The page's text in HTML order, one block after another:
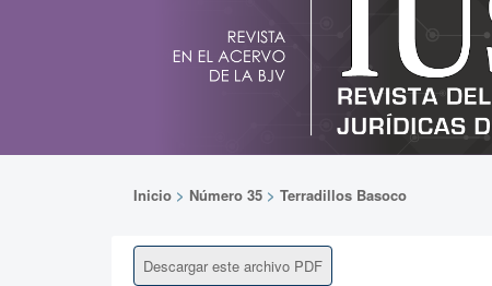
Inicio > Número 35 > Terradillos Basoco
Descargar este archivo PDF